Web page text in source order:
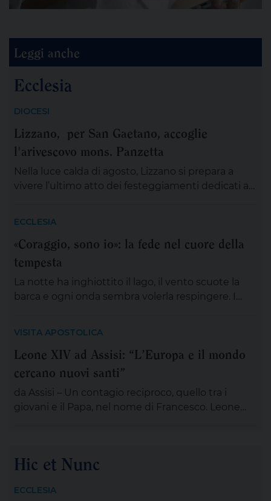
Leggi anche
Ecclesia
DIOCESI
Lizzano, per San Gaetano, accoglie
l'arivescovo mons. Panzetta
Nella luce calda di agosto, Lizzano si prepara a
vivere l’ultimo atto dei festeggiamenti dedicati a
Oggi, venerdì 7 agosto la comunità jonica
accoglierà l’arcivescovo metropolita di Lecce
mons.Angelo Panzetta, una presenza alta e
importante, che […]
ECCLESIA
«Coraggio, sono io»: la fede nel cuore della
tempesta
La notte ha inghiottito il lago, il vento scuote la
barca e ogni onda sembra volerla respingere. I
prende spazio, le certezze si incrinano e perfino
ciò che potrebbe salvarci appare minaccioso.
VISITA APOSTOLICA
Leone XIV ad Assisi: “L’Europa e il mondo
cercano nuovi santi”
da Assisi – Un contagio reciproco, quello tra i
giovani e il Papa, nel nome di Francesco. Leone
“popolo giovane” proveniente dal nostro
credenti, tra […]
Hic et Nunc
ECCLESIA